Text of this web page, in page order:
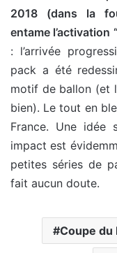
2018 (dans la
entame l’activation
: l’arrivée
pack a été
motif de ballon (et
bien). Le tout en
France. Une
impact est
petites séries de
fait aucun doute.
Coupe du